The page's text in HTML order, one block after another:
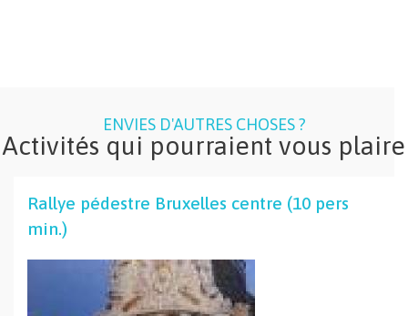
ENVIES D'AUTRES CHOSES ?
Activités qui pourraient vous plaire
Rallye pédestre Bruxelles centre (10 pers
min.)